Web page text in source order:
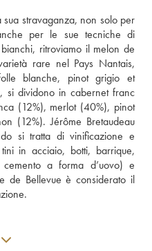
stravaganza, non solo per
per le sue tecniche di
ritroviamo il melon de
rare nel Pays Nantais,
blanche, pinot grigio et
si dividono in cabernet franc
(12%), merlot (40%), pinot
(12%). Jérôme Bretaudeau
si tratta di vinificazione e
in acciaio, botti, barrique,
a forma d’uovo) e
de Bellevue è considerato il